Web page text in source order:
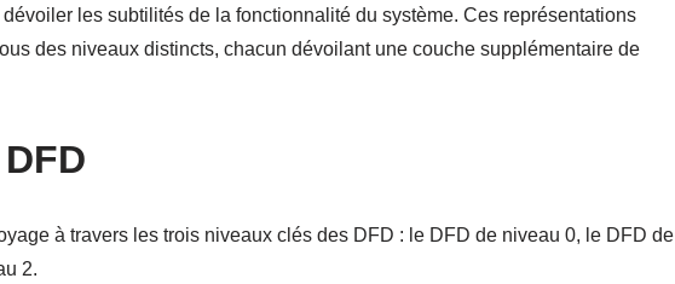
les subtilités de la fonctionnalité du système. Ces représentations
des niveaux distincts, chacun dévoilant une couche supplémentaire de
à travers les trois niveaux clés des DFD : le DFD de niveau 0, le DFD de
2.